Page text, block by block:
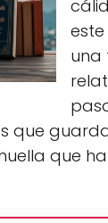
una
que
que